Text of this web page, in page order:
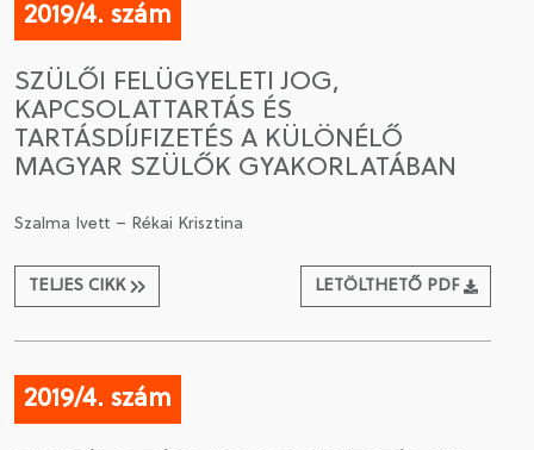
2019/4. szám
SZÜLŐI FELÜGYELETI JOG,
KAPCSOLATTARTÁS ÉS
TARTÁSDÍJFIZETÉS A KÜLÖNÉLŐ
MAGYAR SZÜLŐK GYAKORLATÁBAN
Szalma Ivett – Rékai Krisztina
TELJES CIKK LETÖLTHETŐ PDF
2019/4. szám